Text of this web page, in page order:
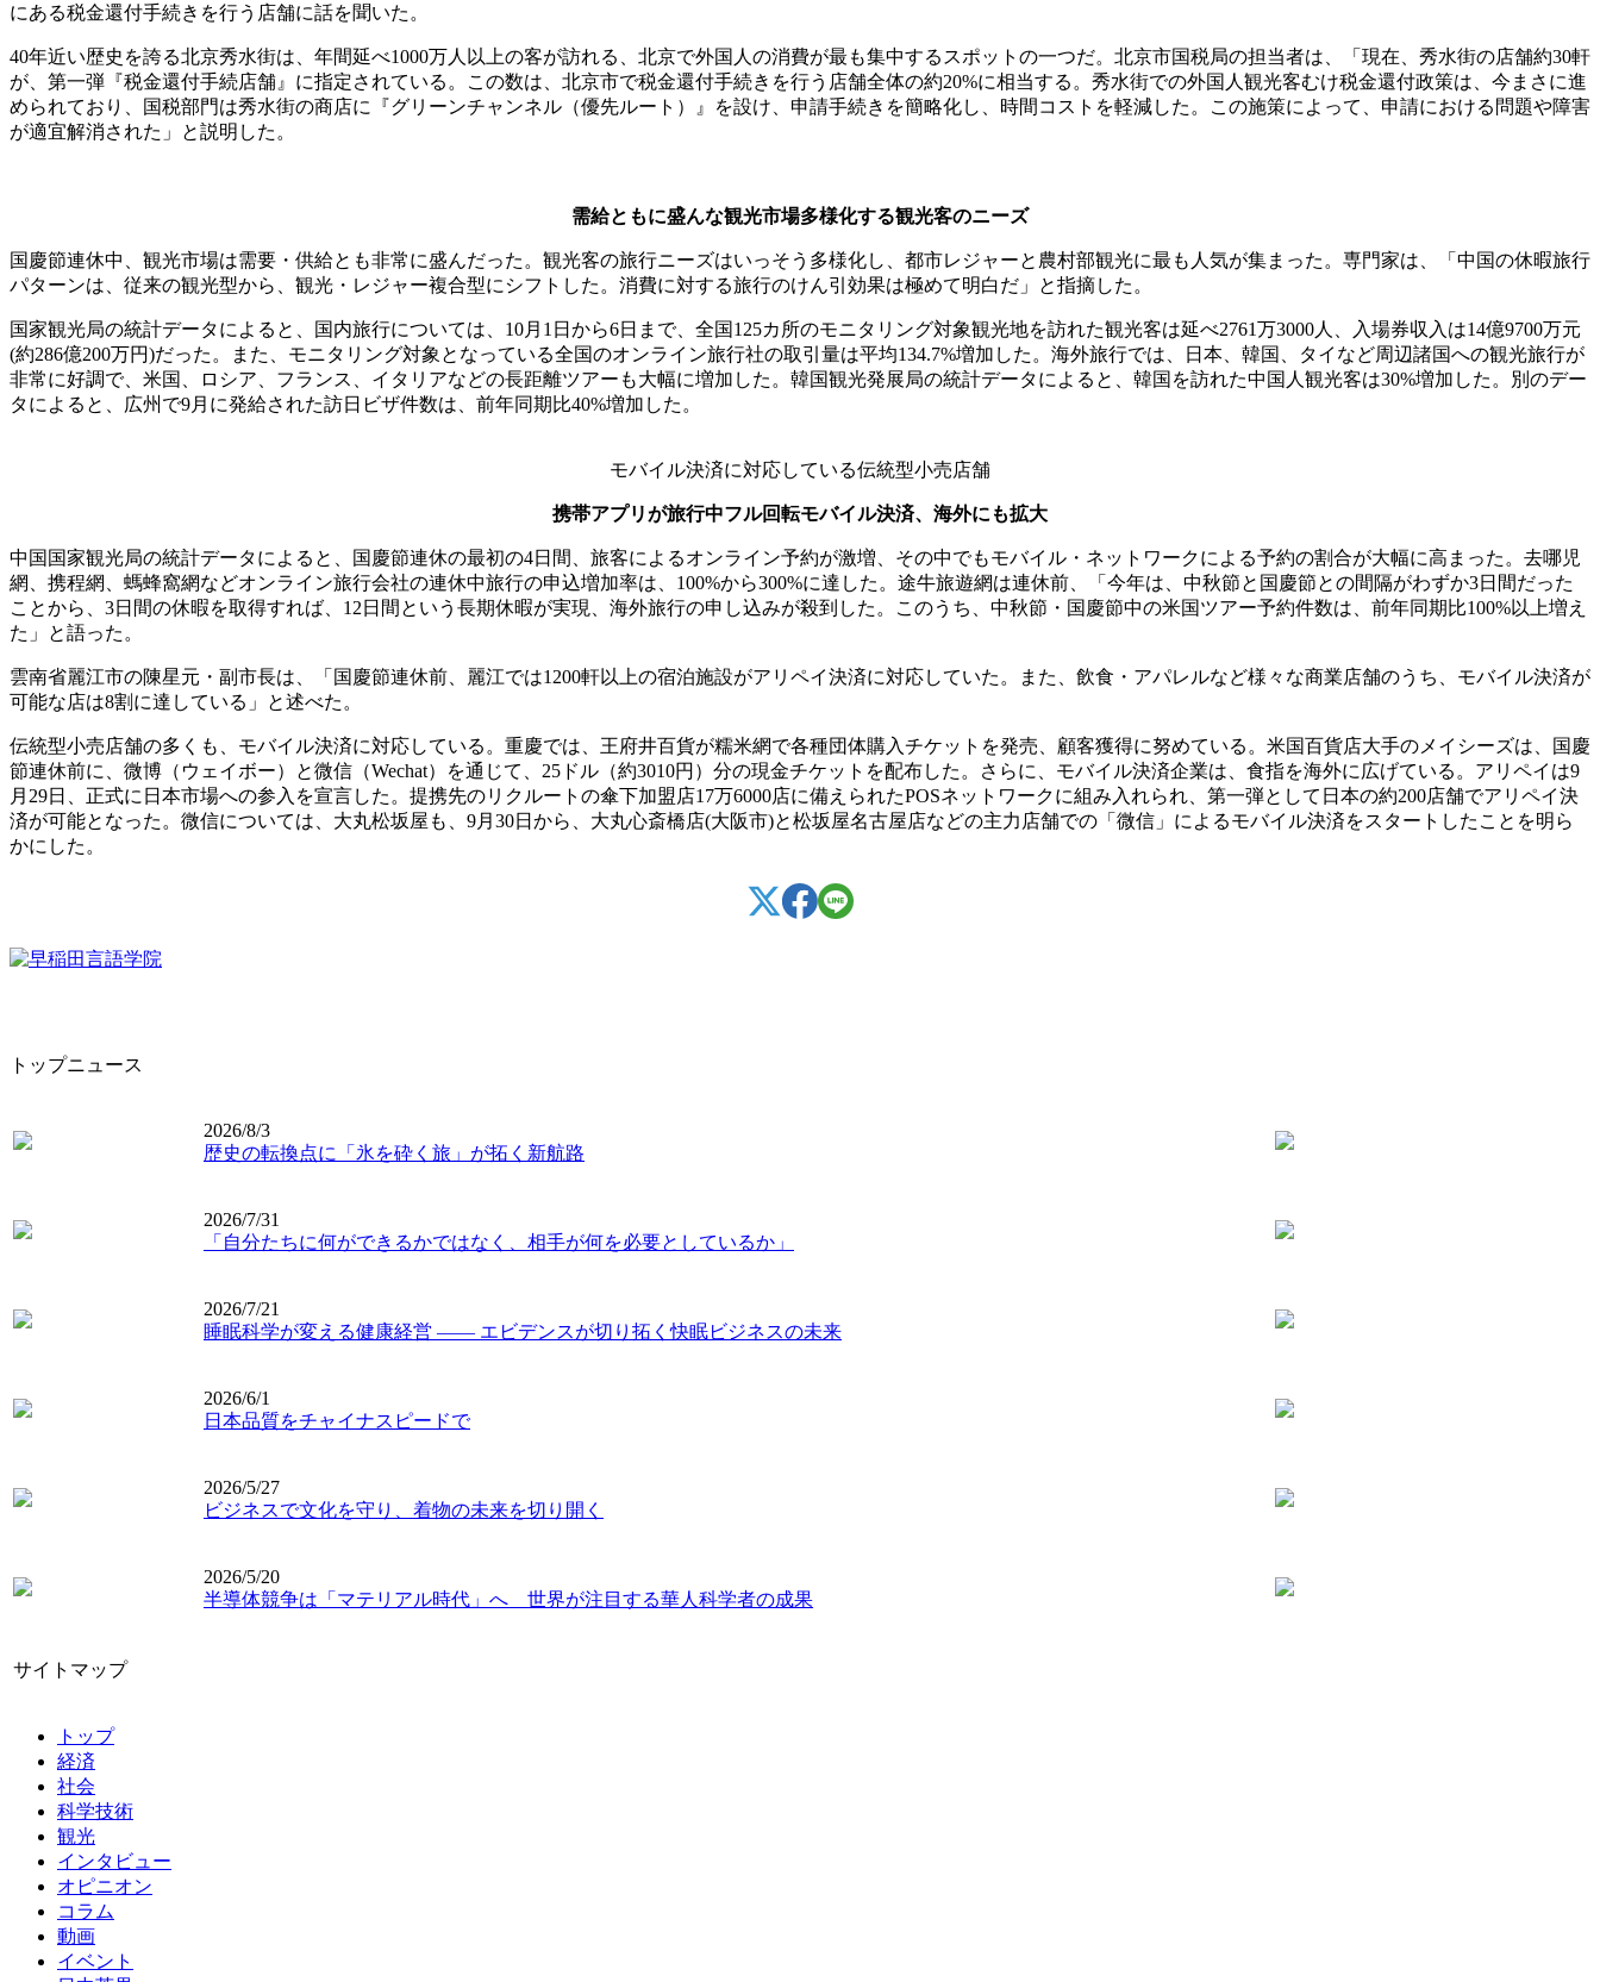
にある税金還付手続きを行う店舗に話を聞いた。
40年近い歴史を誇る北京秀水街は、年間延べ1000万人以上の客が訪れる、北京で外国人の消費が最も集中するスポットの一つだ。北京市国税局の担当者は、「現在、秀水街の店舗約30軒
が、第一弾『税金還付手続店舗』に指定されている。この数は、北京市で税金還付手続きを行う店舗全体の約20%に相当する。秀水街での外国人観光客むけ税金還付政策は、今まさに進
められており、国税部門は秀水街の商店に『グリーンチャンネル（優先ルート）』を設け、申請手続きを簡略化し、時間コストを軽減した。この施策によって、申請における問題や障害
が適宜解消された」と説明した。
需給ともに盛んな観光市場多様化する観光客のニーズ
国慶節連休中、観光市場は需要・供給とも非常に盛んだった。観光客の旅行ニーズはいっそう多様化し、都市レジャーと農村部観光に最も人気が集まった。専門家は、「中国の休暇旅行
パターンは、従来の観光型から、観光・レジャー複合型にシフトした。消費に対する旅行のけん引効果は極めて明白だ」と指摘した。
国家観光局の統計データによると、国内旅行については、10月1日から6日まで、全国125カ所のモニタリング対象観光地を訪れた観光客は延べ2761万3000人、入場券収入は14億9700万元
(約286億200万円)だった。また、モニタリング対象となっている全国のオンライン旅行社の取引量は平均134.7%増加した。海外旅行では、日本、韓国、タイなど周辺諸国への観光旅行が
非常に好調で、米国、ロシア、フランス、イタリアなどの長距離ツアーも大幅に増加した。韓国観光発展局の統計データによると、韓国を訪れた中国人観光客は30%増加した。別のデー
タによると、広州で9月に発給された訪日ビザ件数は、前年同期比40%増加した。
モバイル決済に対応している伝統型小売店舗
携帯アプリが旅行中フル回転モバイル決済、海外にも拡大
中国国家観光局の統計データによると、国慶節連休の最初の4日間、旅客によるオンライン予約が激増、その中でもモバイル・ネットワークによる予約の割合が大幅に高まった。去哪児
網、携程網、螞蜂窩網などオンライン旅行会社の連休中旅行の申込増加率は、100%から300%に達した。途牛旅遊網は連休前、「今年は、中秋節と国慶節との間隔がわずか3日間だった
ことから、3日間の休暇を取得すれば、12日間という長期休暇が実現、海外旅行の申し込みが殺到した。このうち、中秋節・国慶節中の米国ツアー予約件数は、前年同期比100%以上増え
た」と語った。
雲南省麗江市の陳星元・副市長は、「国慶節連休前、麗江では1200軒以上の宿泊施設がアリペイ決済に対応していた。また、飲食・アパレルなど様々な商業店舗のうち、モバイル決済が
可能な店は8割に達している」と述べた。
伝統型小売店舗の多くも、モバイル決済に対応している。重慶では、王府井百貨が糯米網で各種団体購入チケットを発売、顧客獲得に努めている。米国百貨店大手のメイシーズは、国慶
節連休前に、微博（ウェイボー）と微信（Wechat）を通じて、25ドル（約3010円）分の現金チケットを配布した。さらに、モバイル決済企業は、食指を海外に広げている。アリペイは9
月29日、正式に日本市場への参入を宣言した。提携先のリクルートの傘下加盟店17万6000店に備えられたPOSネットワークに組み入れられ、第一弾として日本の約200店舗でアリペイ決
済が可能となった。微信については、大丸松坂屋も、9月30日から、大丸心斎橋店(大阪市)と松坂屋名古屋店などの主力店舗での「微信」によるモバイル決済をスタートしたことを明ら
かにした。
トップニュース
2026/8/3
歴史の転換点に「氷を砕く旅」が拓く新航路
2026/7/31
「自分たちに何ができるかではなく、相手が何を必要としているか」
2026/7/21
睡眠科学が変える健康経営 ―― エビデンスが切り拓く快眠ビジネスの未来
2026/6/1
日本品質をチャイナスピードで
2026/5/27
ビジネスで文化を守り、着物の未来を切り開く
2026/5/20
半導体競争は「マテリアル時代」へ 世界が注目する華人科学者の成果
サイトマップ
トップ
経済
社会
科学技術
観光
インタビュー
オピニオン
コラム
動画
イベント